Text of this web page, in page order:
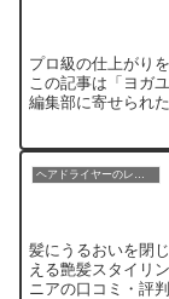
プロ級の仕上がり
この記事は「ヨガ
編集部に寄せられ
ヘアドライヤーのレビュー
髪にうるおいを閉
える艶髪スタイリ
ニアの口コミ・評